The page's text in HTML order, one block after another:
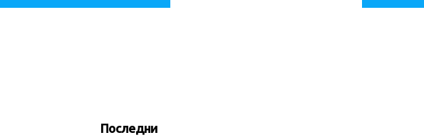
Последни